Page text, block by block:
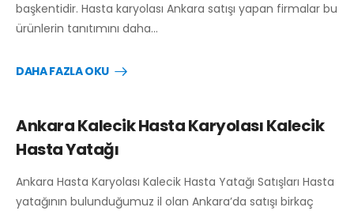
başkentidir. Hasta karyolası Ankara satışı yapan firmalar bu
ürünlerin tanıtımını daha…
DAHA FAZLA OKU
Ankara Kalecik Hasta Karyolası Kalecik
Hasta Yatağı
Ankara Hasta Karyolası Kalecik Hasta Yatağı Satışları Hasta
yatağının bulunduğumuz il olan Ankara’da satışı birkaç